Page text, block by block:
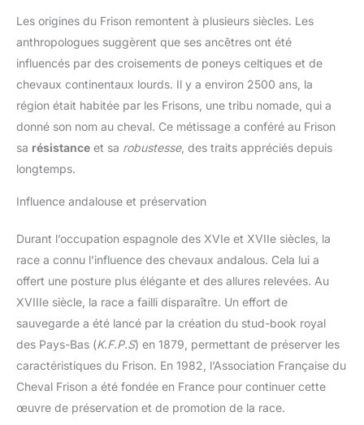
Les origines du Frison remontent à plusieurs siècles. Les
anthropologues suggèrent que ses ancêtres ont été
influencés par des croisements de poneys celtiques et de
chevaux continentaux lourds. Il y a environ 2500 ans, la
région était habitée par les Frisons, une tribu nomade, qui a
donné son nom au cheval. Ce métissage a conféré au Frison
sa résistance et sa robustesse, des traits appréciés depuis
longtemps.
Influence andalouse et préservation
Durant l’occupation espagnole des XVIe et XVIIe siècles, la
race a connu l’influence des chevaux andalous. Cela lui a
offert une posture plus élégante et des allures relevées. Au
XVIIIe siècle, la race a failli disparaître. Un effort de
sauvegarde a été lancé par la création du stud-book royal
des Pays-Bas (K.F.P.S) en 1879, permettant de préserver les
caractéristiques du Frison. En 1982, l’Association Française du
Cheval Frison a été fondée en France pour continuer cette
œuvre de préservation et de promotion de la race.